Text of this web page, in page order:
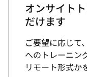
オンサイト
だけます
ご要望に応じて
へのトレーニン
リモート形式か